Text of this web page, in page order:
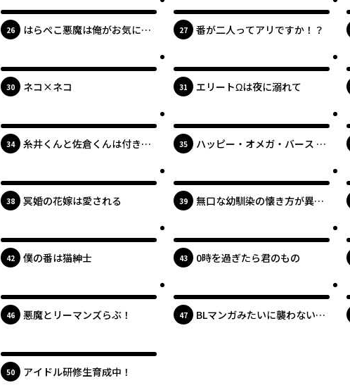
26位 はらぺこ悪魔は俺がお気に召
27位 番が二人ってアリですか！？
30位 ネコ×ネコ 31 位 エリートΩは夜に溺れて
34位 糸井くんと佐倉くんは付き合
35位 ハッピー・オメガ・バース 新
38位 冥婚の花嫁は愛される 39位 無口な幼馴染の懐き方が異常
42位 僕の番は猫紳士 43位 0時を過ぎたら君のもの
46位 悪魔とリーマンズらぶ！ 47位 BLマンガみたいに襲わない
50位 アイドル研修生育成中！